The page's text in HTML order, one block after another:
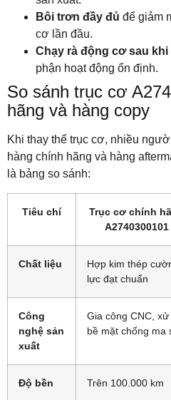
Bôi trơn đầy đủ để giảm
cơ lần đầu.
Chạy rà động cơ sau khi
phận hoạt động ổn định.
So sánh trục cơ
hãng và hàng copy
Khi thay thế trục cơ, nhiều
hàng chính hãng và hàng
là bảng so sánh:
Tiêu chí
Trục cơ chính
A2740300101
Chất liệu
Hợp kim thép
lực đạt chuẩn
Công
nghệ sản
xuất
Gia công CNC, xử
bề mặt chống ma
Độ bền Trên 100.000 km